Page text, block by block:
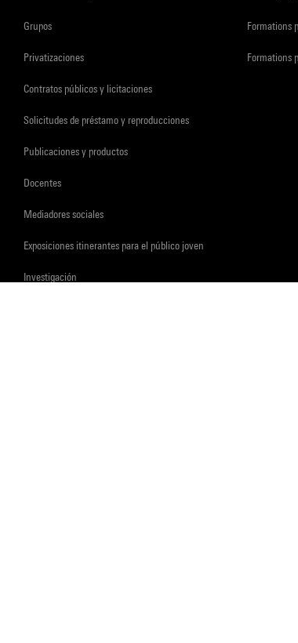
Grupos
Privatizaciones
Contratos públicos y licitaciones
Solicitudes de préstamo y reproducciones
Publicaciones y productos
Docentes
Mediadores sociales
Exposiciones itinerantes para el público joven
Investigación
Formations
Formations